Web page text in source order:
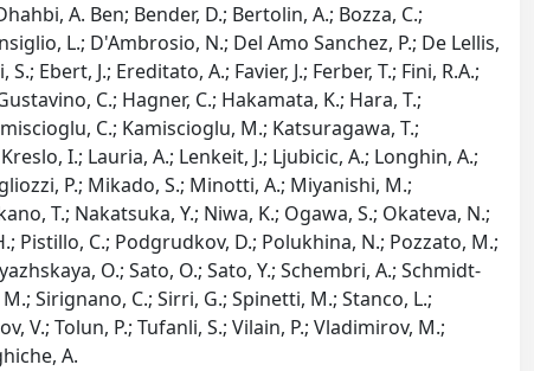
A. Ben; Bender, D.; Bertolin, A.; Bozza, C.;
L.; D'Ambrosio, N.; Del Amo Sanchez, P.; De Lellis,
Ebert, J.; Ereditato, A.; Favier, J.; Ferber, T.; Fini, R.A.;
C.; Hagner, C.; Hakamata, K.; Hara, T.;
C.; Kamiscioglu, M.; Katsuragawa, T.;
I.; Lauria, A.; Lenkeit, J.; Ljubicic, A.; Longhin, A.;
P.; Mikado, S.; Minotti, A.; Miyanishi, M.;
T.; Nakatsuka, Y.; Niwa, K.; Ogawa, S.; Okateva, N.;
Pistillo, C.; Podgrudkov, D.; Polukhina, N.; Pozzato, M.;
O.; Sato, O.; Sato, Y.; Schembri, A.; Schmidt-
Sirignano, C.; Sirri, G.; Spinetti, M.; Stanco, L.;
V.; Tolun, P.; Tufanli, S.; Vilain, P.; Vladimirov, M.;
A.